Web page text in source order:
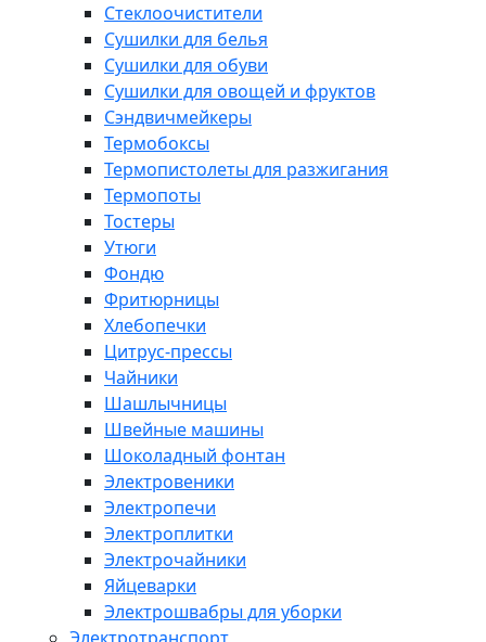
Стеклоочистители
Сушилки для белья
Сушилки для обуви
Сушилки для овощей и фруктов
Сэндвичмейкеры
Термобоксы
Термопистолеты для разжигания
Термопоты
Тостеры
Утюги
Фондю
Фритюрницы
Хлебопечки
Цитрус-прессы
Чайники
Шашлычницы
Швейные машины
Шоколадный фонтан
Электровеники
Электропечи
Электроплитки
Электрочайники
Яйцеварки
Электрошвабры для уборки